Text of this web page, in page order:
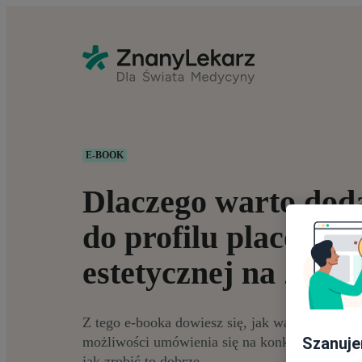
E-BOOK
Dlaczego warto
do profilu placówki
estetycznej na
Z tego e-booka dowiesz się, jak ważne jest
możliwości umówienia się na konkretne